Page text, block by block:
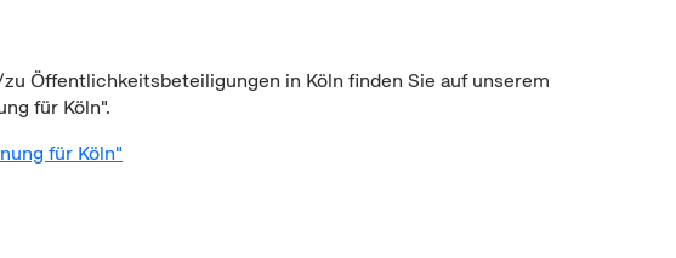
Öffentlichkeitsbeteiligungen in Köln finden Sie auf unserem
für Köln".
für Köln"